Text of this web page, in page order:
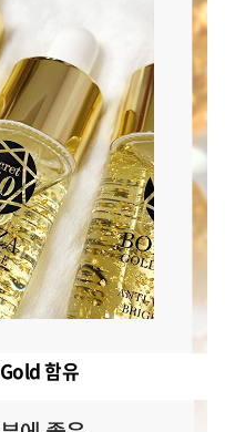
함유